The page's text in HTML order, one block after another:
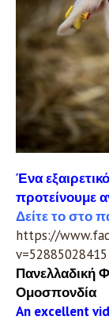
Ένα
προτείνουμε
Δείτε το στο
https://
Πανελλαδική
Ομοσπονδία
An excellent